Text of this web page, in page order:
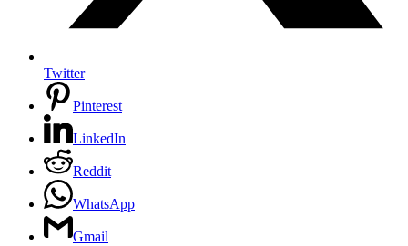
Twitter
Pinterest
LinkedIn
Reddit
WhatsApp
Gmail